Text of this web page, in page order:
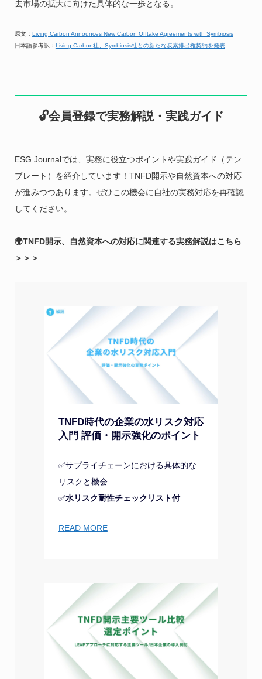
去市場の拡大に向けた具体的な一歩となる。
原文： Living Carbon Announces New Carbon Offtake Agreements with Symbiosis
日本語参考訳： Living Carbon社、Symbiosis社との新たな炭素排出権契約を発表
🔓会員登録で実務解説・実践ガイド
ESG Journalでは、実務に役立つポイントや実践ガイド（テン
プレート）を紹介しています！TNFD開示や自然資本への対応
が進みつつあります。ぜひこの機会に自社の実務対応を再確認
してください。
🌍TNFD開示、自然資本への対応に関連する実務解説はこちら
＞＞＞
TNFD時代の企業の水リスク対応
入門 評価・開示強化のポイント
✅サプライチェーンにおける具体的な
リスクと機会
✅水リスク耐性チェックリスト付
READ MORE